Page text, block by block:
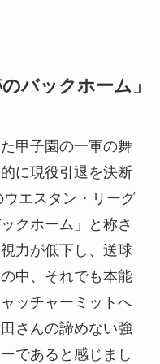
バックホーム」
甲子園の一軍の舞
に現役引退を決断
エスタン・リーグ
クホーム」と称さ
力が低下し、送球
中、それでも本能
ッチャーミットへ
さんの諦めない強
であると感じまし